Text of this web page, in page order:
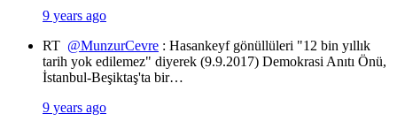
9 years ago
RT @MunzurCevre : Hasankeyf gönüllüleri "12 bin yıllık
tarih yok edilemez" diyerek (9.9.2017) Demokrasi Anıtı Önü,
İstanbul-Beşiktaş'ta bir…
9 years ago